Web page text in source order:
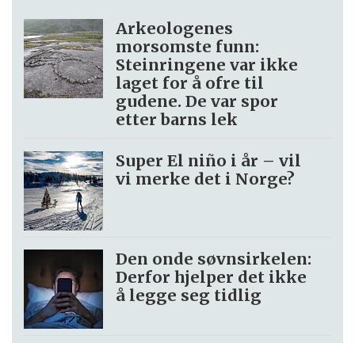
Arkeologenes
morsomste funn:
Steinringene var ikke
laget for å ofre til
gudene. De var spor
etter barns lek
Super El niño i år – vil
vi merke det i Norge?
Den onde søvnsirkelen:
Derfor hjelper det ikke
å legge seg tidlig